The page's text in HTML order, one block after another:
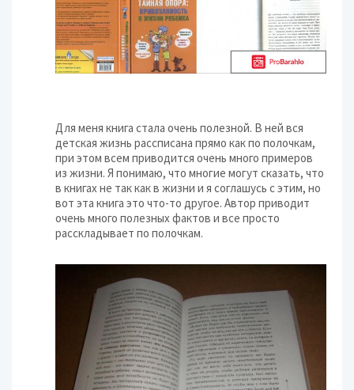
Для меня книга стала очень полезной. В ней вся
детская жизнь рассписана прямо как по полочкам,
при этом всем приводится очень много примеров
из жизни. Я понимаю, что многие могут сказать, что
в книгах не так как в жизни и я соглашусь с этим, но
вот эта книга это что-то другое. Автор приводит
очень много полезных фактов и все просто
расскладывает по полочкам.